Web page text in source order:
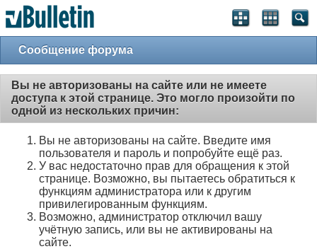
Сообщение форума
Вы не авторизованы на сайте или не имеете
доступа к этой странице. Это могло произойти по
одной из нескольких причин:
Вы не авторизованы на сайте. Введите имя
пользователя и пароль и попробуйте ещё раз.
У вас недостаточно прав для обращения к этой
странице. Возможно, вы пытаетесь обратиться к
функциям администратора или к другим
привилегированным функциям.
Возможно, администратор отключил вашу
учётную запись, или вы не активированы на
сайте.